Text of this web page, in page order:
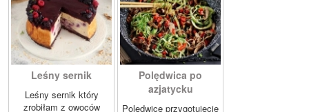
Leśny sernik
Leśny sernik który
zrobiłam z owoców
Polędwica po
azjatycku
Polędwicę przygotujecie